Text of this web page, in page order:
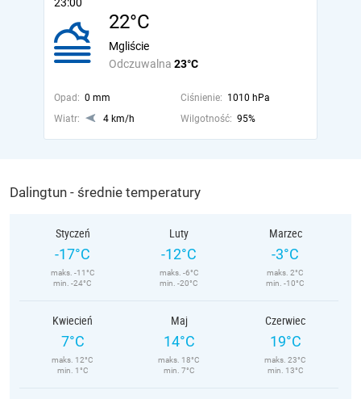
22°C
Odczuwalna 23°C
Mgliście
Opad: 0 mm Ciśnienie: 1010 hPa
Wiatr:
4 km/h Wilgotność: 95%
Dalingtun - średnie temperatury
Styczeń
-17°C
maks. -11°C
min. -24°C
Luty
-12°C
maks. -6°C
min. -20°C
Marzec
-3°C
maks. 2°C
min. -10°C
Kwiecień
7°C
maks. 12°C
min. 1°C
Maj
14°C
maks. 18°C
min. 7°C
Czerwiec
19°C
maks. 23°C
min. 13°C